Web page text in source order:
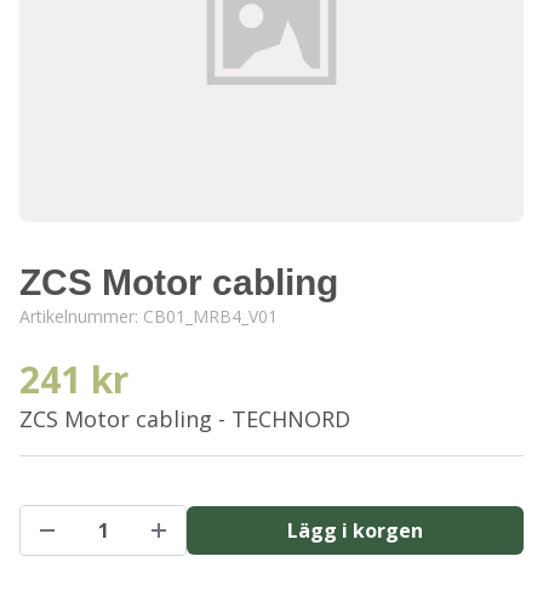
ZCS Motor cabling
Artikelnummer: CB01_MRB4_V01
241 kr
ZCS Motor cabling - TECHNORD
Lägg i korgen